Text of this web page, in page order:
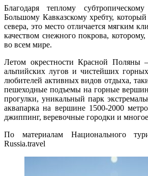
Благодаря теплому
Большому Кавказскому хребту,
севера, это место отличается мягким
качеством снежного покрова,
во всем мире.
Летом окрестности Красной
альпийских лугов и чистейших
любителей активных видов отдыха,
пешеходные подъемы на горные
прогулки, уникальный парк
аквапарка на вершине 1500-2000
джиппинг, веревочные городки и
По материалам Национального
Russia.travel